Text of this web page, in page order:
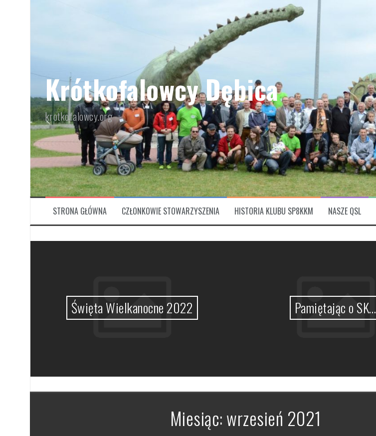
Krótkofalowcy Dębica
krotkofalowcy.org
STRONA GŁÓWNA CZŁONKOWIE STOWARZYSZENIA HISTORIA KLUBU SP8KKM NASZE QSL
Święta Wielkanocne 2022 Pamiętając o SK…
Miesiąc:wrzesień 2021